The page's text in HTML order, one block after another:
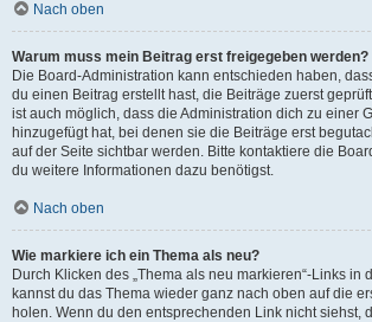
Nach oben
Warum muss mein Beitrag erst freigegeben werden?
Die Board-Administration kann entschieden haben,
du einen Beitrag erstellt hast, die Beiträge zuerst
ist auch möglich, dass die Administration dich zu einer
hinzugefügt hat, bei denen sie die Beiträge erst
auf der Seite sichtbar werden. Bitte kontaktiere die
du weitere Informationen dazu benötigst.
Nach oben
Wie markiere ich ein Thema als neu?
Durch Klicken des „Thema als neu markieren“-Links in
kannst du das Thema wieder ganz nach oben auf die
holen. Wenn du den entsprechenden Link nicht siehst,